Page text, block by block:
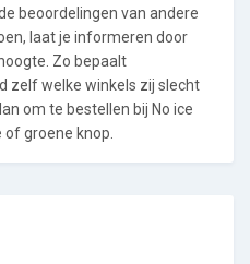
beoordelingen van andere
laat je informeren door
Zo bepaalt
zelf welke winkels zij slecht
om te bestellen bij No ice
of groene knop.